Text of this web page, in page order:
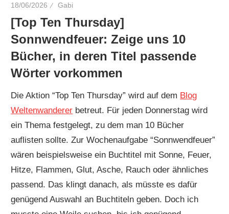
18/06/2026 Gabi
[Top Ten Thursday]
Sonnwendfeuer: Zeige uns 10
Bücher, in deren Titel passende
Wörter vorkommen
Die Aktion “Top Ten Thursday” wird auf dem Blog
Weltenwanderer betreut. Für jeden Donnerstag wird
ein Thema festgelegt, zu dem man 10 Bücher
auflisten sollte. Zur Wochenaufgabe “Sonnwendfeuer”
wären beispielsweise ein Buchtitel mit Sonne, Feuer,
Hitze, Flammen, Glut, Asche, Rauch oder ähnliches
passend. Das klingt danach, als müsste es dafür
genügend Auswahl an Buchtiteln geben. Doch ich